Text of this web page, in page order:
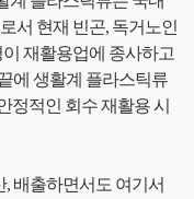
서 현재 빈곤, 독거노인
재활용업에 종사하고
에 생활계 플라스틱류
정적인 회수 재활용 시
배출하면서도 여기서